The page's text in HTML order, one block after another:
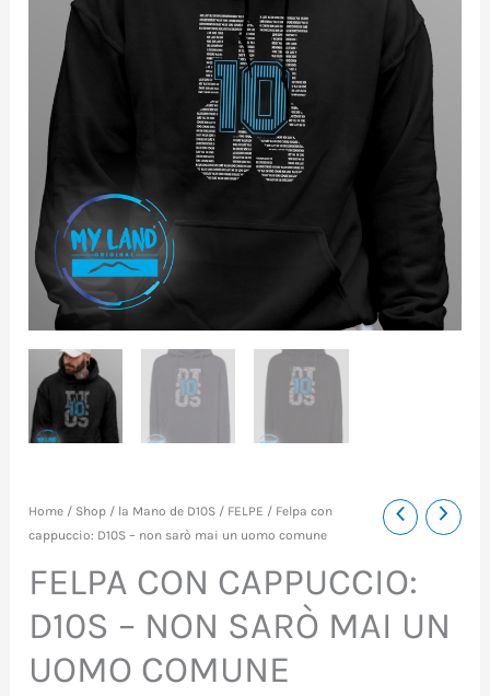
Home / Shop / la Mano de D10S / FELPE / Felpa con
cappuccio: D10S – non sarò mai un uomo comune
FELPA CON CAPPUCCIO:
D10S – NON SARÒ MAI UN
UOMO COMUNE
Felpa
con
cappuccio:
D10S
non